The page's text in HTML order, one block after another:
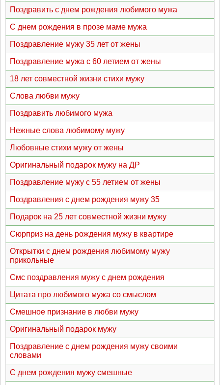
Поздравить с днем рождения любимого мужа
С днем рождения в прозе маме мужа
Поздравление мужу 35 лет от жены
Поздравление мужа с 60 летием от жены
18 лет совместной жизни стихи мужу
Слова любви мужу
Поздравить любимого мужа
Нежные слова любимому мужу
Любовные стихи мужу от жены
Оригинальный подарок мужу на ДР
Поздравление мужу с 55 летием от жены
Поздравления с днем рождения мужу 35
Подарок на 25 лет совместной жизни мужу
Сюрприз на день рождения мужу в квартире
Открытки с днем рождения любимому мужу
прикольные
Смс поздравления мужу с днем рождения
Цитата про любимого мужа со смыслом
Смешное признание в любви мужу
Оригинальный подарок мужу
Поздравление с днем рождения мужу своими
словами
С днем рождения мужу смешные